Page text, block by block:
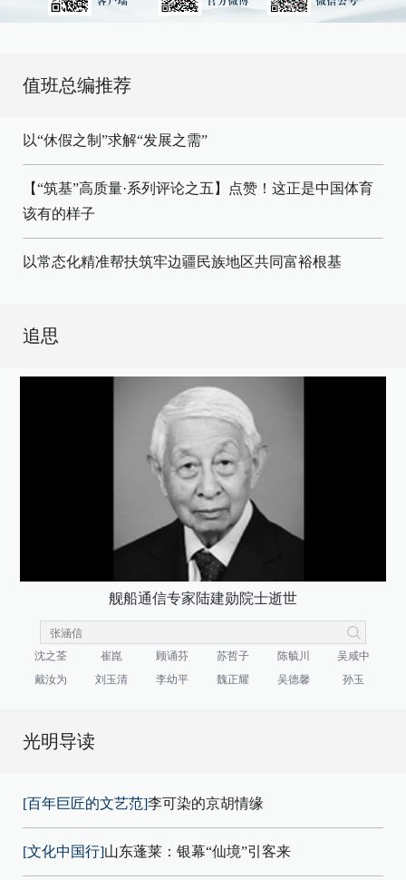
值班总编推荐
以“休假之制”求解“发展之需”
【“筑基”高质量·系列评论之五】点赞！这正是中国体育
该有的样子
以常态化精准帮扶筑牢边疆民族地区共同富裕根基
追思
舰船通信专家陆建勋院士逝世
沈之荃 崔崑 顾诵芬 苏哲子 陈毓川
吴咸中
戴汝为
刘玉清 李幼平 魏正耀 吴德馨 孙玉
光明导读
[百年巨匠的文艺范]李可染的京胡情缘
[文化中国行]山东蓬莱：银幕“仙境”引客来